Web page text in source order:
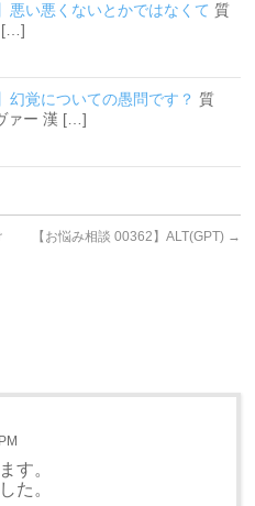
悪い悪くないとかではなくて 質
[…]
幻覚についての愚問です？ 質
ァー 漢 […]
【お悩み相談 00362】ALT(GPT) →
す。
た。